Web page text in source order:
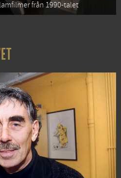
från 1990-talet